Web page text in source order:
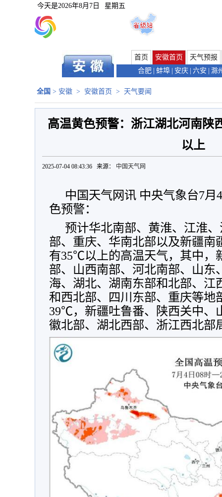
今天是2026年8月7日 星期五
首页 安徽首页
天气预报
合肥 蚌埠 安庆 六安 滁
全国 > 安徽 > 安徽首页 > 天气要闻
高温黄色预警：浙江湖北河南陕
以上
2025-07-04 08:43:36 来源： 中国天气网
中国天气网讯 中央气象台7月
色预警：
预计华北南部、黄淮、江淮
部、重庆、华南北部以及新疆南
有35℃以上的高温天气，其中，
部、山西南部、河北南部、山东
海、湖北、湖南东部和北部、江
和西北部、四川东部、重庆等地
39℃，新疆吐鲁番、陕西关中、
徽北部、湖北西部、浙江西北